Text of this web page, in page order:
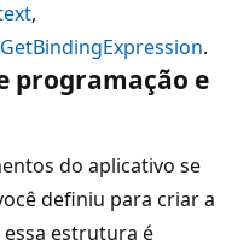
,
GetBindingExpression.
programação e
do aplicativo se
definiu para criar a
estrutura é